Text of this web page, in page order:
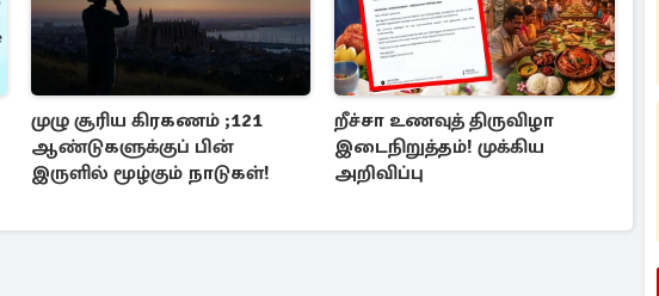
முழு சூரிய கிரகணம் ;121
ஆண்டுகளுக்குப் பின்
இருளில் மூழ்கும் நாடுகள்!
றீச்சா உணவுத் திருவிழா
இடைநிறுத்தம்! முக்கிய
அறிவிப்பு